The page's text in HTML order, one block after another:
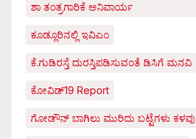
ಶಾ ತಂತ್ರಗಾರಿಕೆ ಅನಿವಾರ್ಯ
ಕೂಡ್ಲೂರಿನಲ್ಲಿ ಇವಿಎಂ
ಕೆ.ಗುಡಿರಸ್ತೆ ದುರಸ್ತಿಪಡಿಸುವಂತೆ ಡಿಸಿಗೆ ಮನವಿ
ಕೋವಿಡ್‌19 Report
ಗೋಡೌನ್ ಬಾಗಿಲು ಮುರಿದು ಬಟ್ಟೆಗಳು ಕಳವು